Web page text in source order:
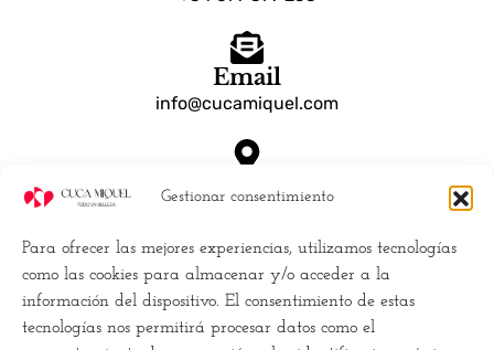
Gestionar consentimiento
Para ofrecer las mejores experiencias, utilizamos tecnologías
como las cookies para almacenar y/o acceder a la
información del dispositivo. El consentimiento de estas
tecnologías nos permitirá procesar datos como el
Email
info@cucamiquel.com
Dónde estamos
Calle Luchana, 25 28010 Madrid España
Empresa
Políticas de Cookies (UE)
Política de privacidad